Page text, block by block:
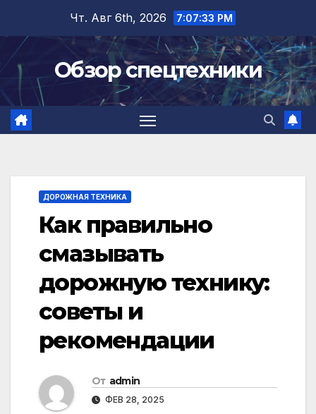
содержимому
Чт. Авг 6th, 2026 7:07:35 PM
Обзор спецтехники
ДОРОЖНАЯ ТЕХНИКА
Как правильно
смазывать
дорожную технику:
советы и
рекомендации
От admin
ФЕВ 28, 2025